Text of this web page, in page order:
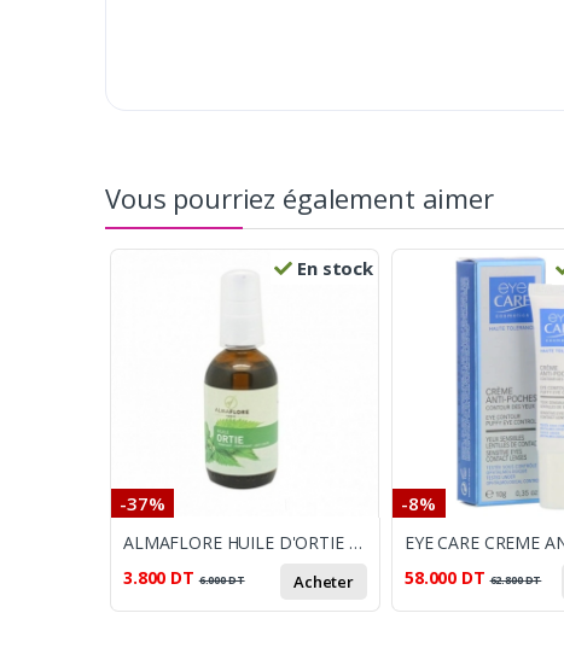
Vous pourriez également aimer
En stock
-37%
ALMAFLORE HUILE D'ORTIE 10ML
3.800 DT 6.000DT Acheter
-8%
58.000 DT 62.800DT